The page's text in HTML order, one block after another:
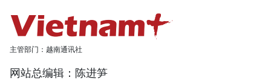
主管部门：越南通讯社
网站总编辑：陈进笋